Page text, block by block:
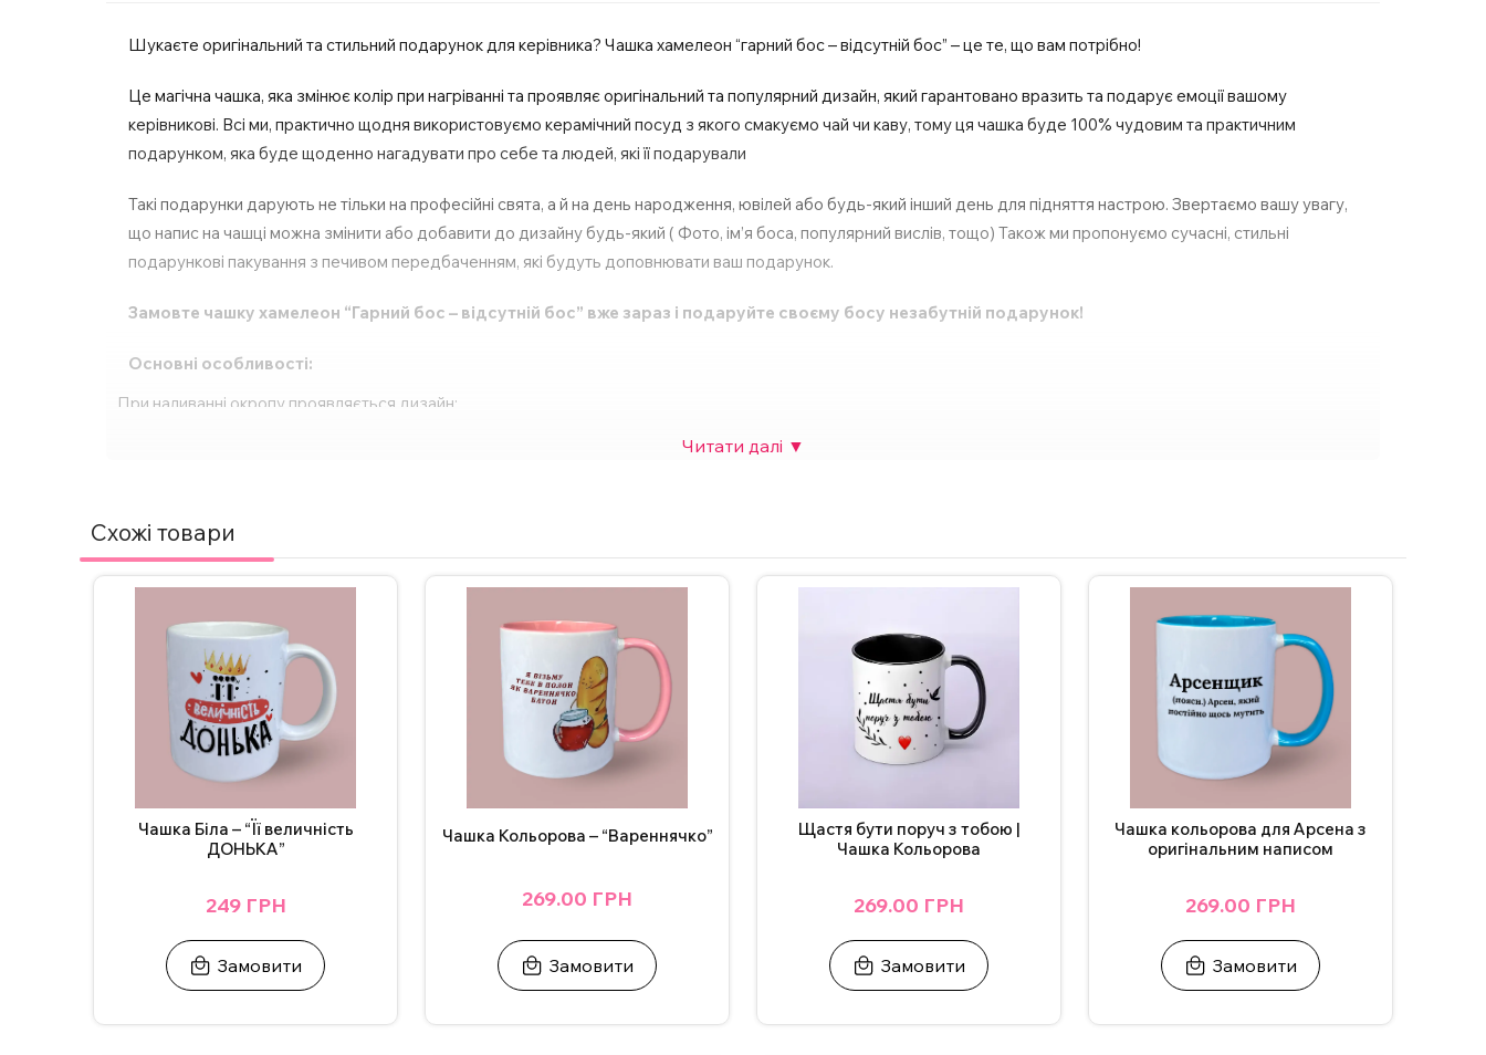
Шукаєте оригінальний та стильний подарунок для керівника? Чашка хамелеон “гарний бос – відсутній бос” – це те, що вам потрібно!
Це магічна чашка, яка змінює колір при нагріванні та проявляє оригінальний та популярний дизайн, який гарантовано вразить та подарує емоції вашому
керівникові. Всі ми, практично щодня використовуємо керамічний посуд з якого смакуємо чай чи каву, тому ця чашка буде 100% чудовим та практичним
подарунком, яка буде щоденно нагадувати про себе та людей, які її подарували
Такі подарунки дарують не тільки на професійні свята, а й на день народження, ювілей або будь-який інший день для підняття настрою. Звертаємо вашу увагу,
що напис на чашці можна змінити або добавити до дизайну будь-який ( Фото, ім’я боса, популярний вислів, тощо) Також ми пропонуємо сучасні, стильні
подарункові пакування з печивом передбаченням, які будуть доповнювати ваш подарунок.
Замовте чашку хамелеон “Гарний бос – відсутній бос” вже зараз і подаруйте своєму босу незабутній подарунок!
Основні особливості:
При наливанні окропу проявляється дизайн;
Друк картинки з двох сторін;
Підходить для будь-яких напоїв – кави, чаю, гарячого шоколаду тощо;
За бажанням, надпис на чашці можна змінити, а також можна додати фото. Вартість НЕ зміниться.
Для замовлення чашки з індивідуальним дизайном зв’яжіться з нами в Інстаграмі, Телеграмі або залиште заявку на сайті.
ВАЖЛИВО!Щоб не пошкодити принт, не рекомендується мити чашку в посудомийній машині та нагрівати у мікрохвильовці.
Схожі товари
Чашка Біла – “Її величність
ДОНЬКА”
249 ГРН
Замовити
Чашка Кольорова – “Вареннячко”
269.00 ГРН
Замовити
Щастя бути поруч з тобою |
Чашка Кольорова
269.00 ГРН
Замовити
Чашка кольорова для Арсена з
оригінальним написом
269.00 ГРН
Замовити